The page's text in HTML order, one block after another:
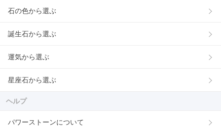
石の色から選ぶ
誕生石から選ぶ
運気から選ぶ
星座石から選ぶ
ヘルプ
パワーストーンについて